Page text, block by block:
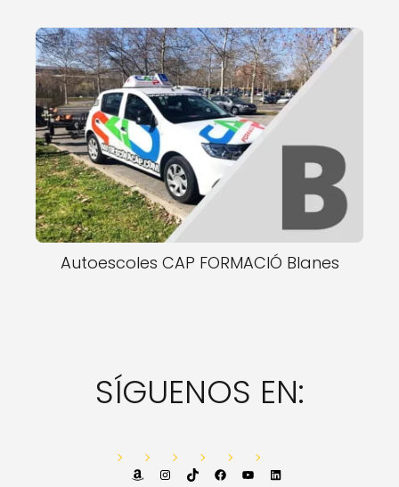
Autoescoles CAP FORMACIÓ Blanes
SÍGUENOS EN:
AmazonInstagram
TikTok FacebookYouTube